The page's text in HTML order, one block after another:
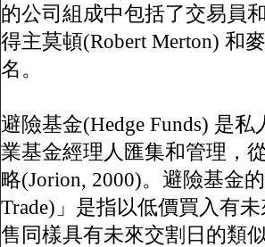
的公司組成中包括了交易員
得主莫頓(Robert Merton) 和
名。
避險基金(Hedge Funds) 是
業基金經理人匯集和管理，
略(Jorion, 2000)。避險基金
Trade)」是指以低價買入有
售同樣具有未來交割日的類